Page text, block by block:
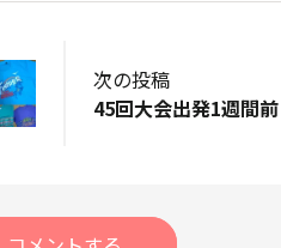
次の投稿
45回大会出発1週間前